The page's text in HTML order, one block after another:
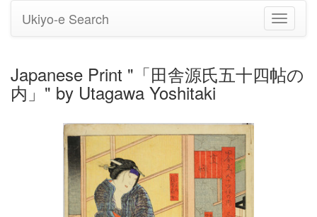
Toggle
Ukiyo-e Search
Japanese Print "「田舎源氏五十四帖の
内」" by Utagawa Yoshitaki